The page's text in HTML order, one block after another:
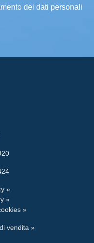
dei dati personali
»
»
»
vendita »